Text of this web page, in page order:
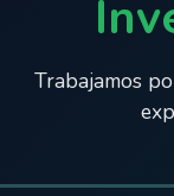
Trabajamos